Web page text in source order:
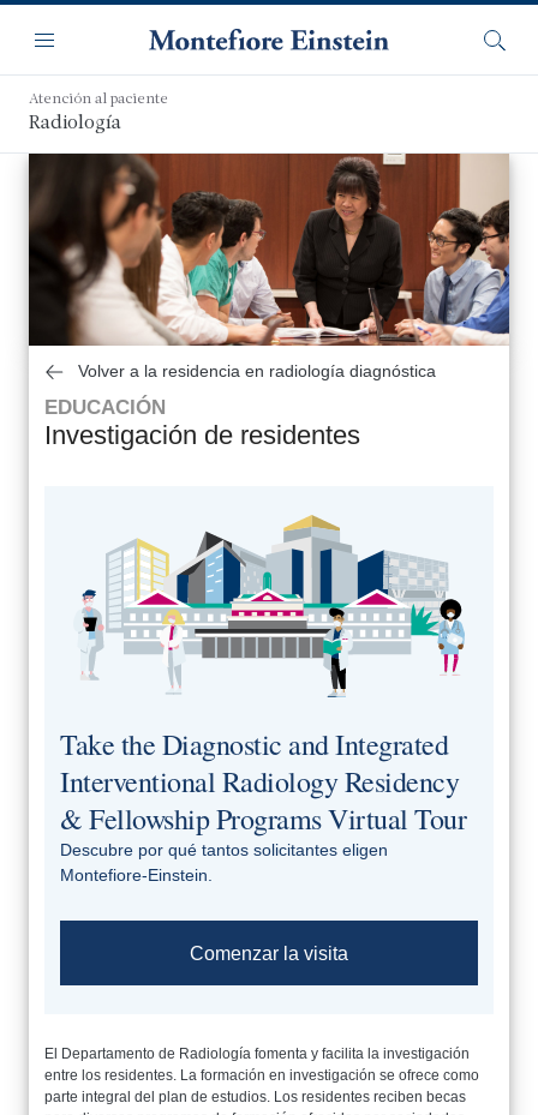
contenido
principal
Navegación
Menú
Atención al paciente
Radiología
Volver a la residencia en radiología diagnóstica
EDUCACIÓN
Investigación de residentes
Take the Diagnostic and Integrated
Interventional Radiology Residency
& Fellowship Programs Virtual Tour
Descubre por qué tantos solicitantes eligen
Montefiore-Einstein.
Comenzar la visita
El Departamento de Radiología fomenta y facilita la investigación
entre los residentes. La formación en investigación se ofrece como
parte integral del plan de estudios. Los residentes reciben becas